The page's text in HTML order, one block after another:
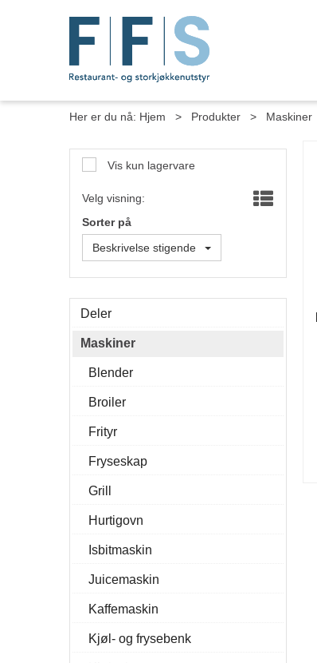
Her er du nå: Hjem > Produkter > Maskiner
Vis kun lagervare
Velg visning:
Sorter på
Beskrivelse stigende
Deler
Maskiner
Blender
Broiler
Frityr
Fryseskap
Grill
Hurtigovn
Isbitmaskin
Juicemaskin
Kaffemaskin
Kjøl- og frysebenk